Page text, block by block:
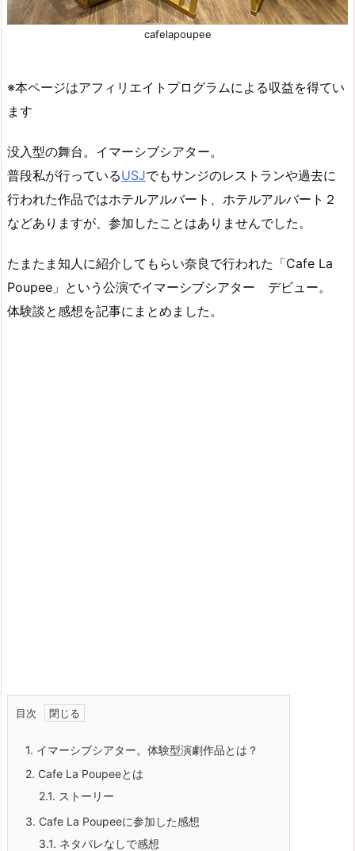
cafelapoupee
※本ページはアフィリエイトプログラムによる収益を得てい
ます
没入型の舞台。イマーシブシアター。
普段私が行っているUSJでもサンジのレストランや過去に
行われた作品ではホテルアルバート、ホテルアルバート２
などありますが、参加したことはありませんでした。
たまたま知人に紹介してもらい奈良で行われた「Cafe La
Poupee」という公演でイマーシブシアター デビュー。
体験談と感想を記事にまとめました。
目次
1. イマーシブシアター。体験型演劇作品とは？
2. Cafe La Poupeeとは
2.1. ストーリー
3. Cafe La Poupeeに参加した感想
3.1. ネタバレなしで感想